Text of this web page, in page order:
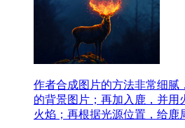
作者合成图片的方法非常细腻
的背景图片；再加入鹿，并用
火焰；再根据光源位置，给鹿